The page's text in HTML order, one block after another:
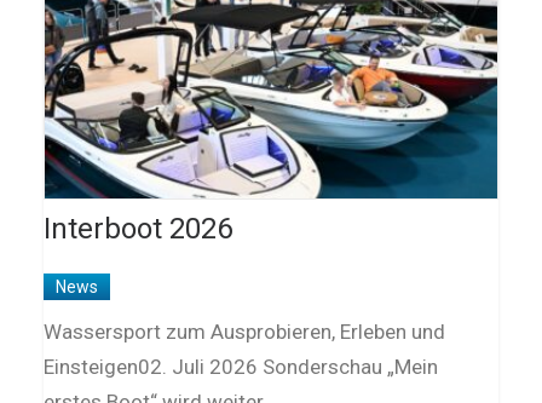
Interboot 2026
News
Wassersport zum Ausprobieren, Erleben und
Einsteigen02. Juli 2026 Sonderschau „Mein